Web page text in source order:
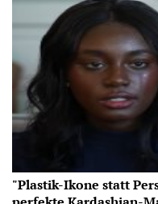
"Plastik-Ikone statt